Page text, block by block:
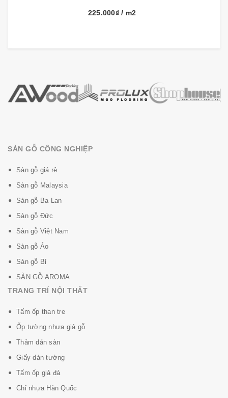
225.000₫/ m2
SÀN GỖ CÔNG NGHIỆP
Sàn gỗ giá rẻ
Sàn gỗ Malaysia
Sàn gỗ Ba Lan
Sàn gỗ Đức
Sàn gỗ Việt Nam
Sàn gỗ Áo
Sàn gỗ Bỉ
SÀN GỖ AROMA
TRANG TRÍ NỘI THẤT
Tấm ốp than tre
Ốp tường nhựa giả gỗ
Thảm dán sàn
Giấy dán tường
Tấm ốp giả đá
Chỉ nhựa Hàn Quốc